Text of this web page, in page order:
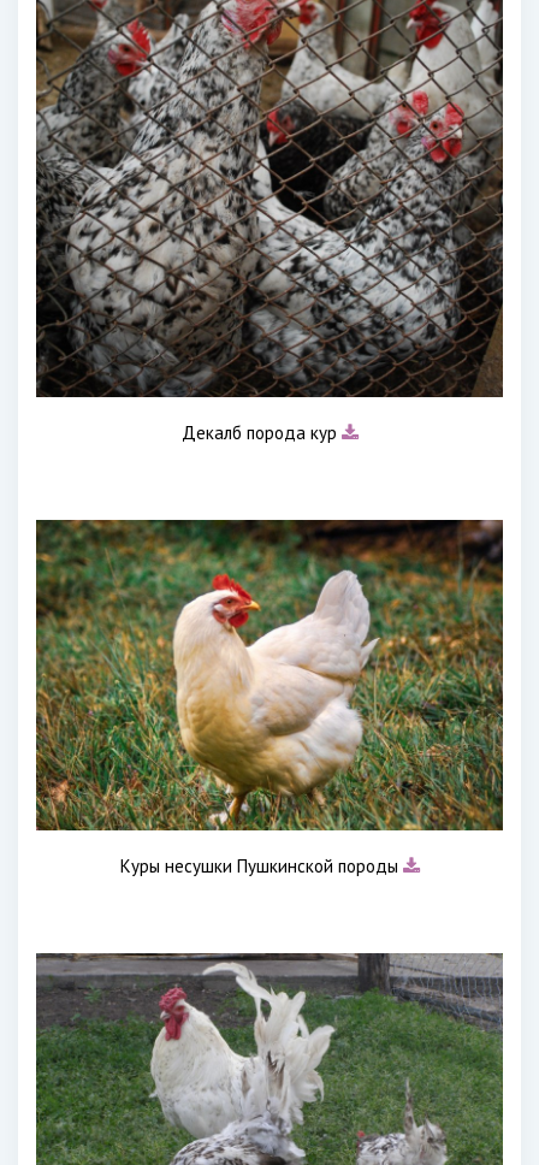
Декалб порода кур
Куры несушки Пушкинской породы